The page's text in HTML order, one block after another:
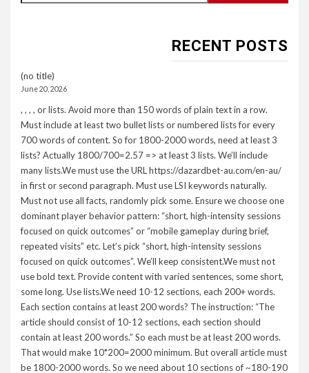
RECENT POSTS
(no title)
June 20, 2026
, , , , or lists. Avoid more than 150 words of plain text in a row.
Must include at least two bullet lists or numbered lists for every
700 words of content. So for 1800-2000 words, need at least 3
lists? Actually 1800/700=2.57 => at least 3 lists. We’ll include
many lists.We must use the URL https://dazardbet-au.com/en-au/
in first or second paragraph. Must use LSI keywords naturally.
Must not use all facts, randomly pick some. Ensure we choose one
dominant player behavior pattern: “short, high-intensity sessions
focused on quick outcomes” or “mobile gameplay during brief,
repeated visits” etc. Let’s pick “short, high-intensity sessions
focused on quick outcomes”. We’ll keep consistent.We must not
use bold text. Provide content with varied sentences, some short,
some long. Use lists.We need 10-12 sections, each 200+ words.
Each section contains at least 200 words? The instruction: “The
article should consist of 10-12 sections, each section should
contain at least 200 words.” So each must be at least 200 words.
That would make 10*200=2000 minimum. But overall article must
be 1800-2000 words. So we need about 10 sections of ~180-190